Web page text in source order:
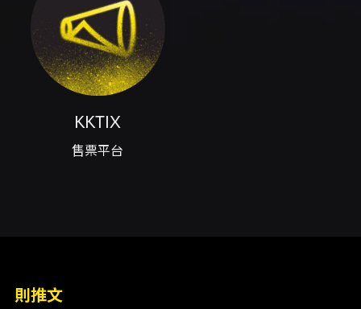
興北路480號 票價與購票方式 - 現場票：
TWD$450 - 預售票：TWD$400 - 預售/購票
通路：KKTIX 及台灣全家便利商店 - 票券類別頁
面同時顯示另有 TWD$225 票種（頁面有列
出），實際票種與價格請以購票頁面為準。 付款
與取票說明 - 付款方式：信用卡（VISA／
MASTER／JCB）、ATM 虛擬帳號等（以
KKTIX 結帳頁面為準）。 - 本活動網站訂購之取
票方式提供全家取票（每筆最多 4 張，取票手續
日（不含演出日）；票券寄達日為請求退換票之
KKTIX
售票平台
則推文